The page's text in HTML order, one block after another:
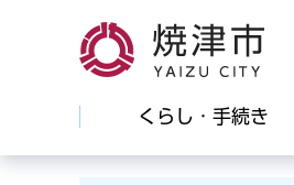
焼津市
くらし・手続き